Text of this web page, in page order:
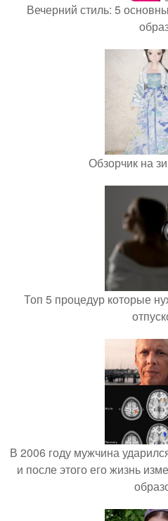
Вечерний стиль: 5
Обзорчик на
Топ 5 процедур которые
В 2006 году мужчина
и после этого его жизнь